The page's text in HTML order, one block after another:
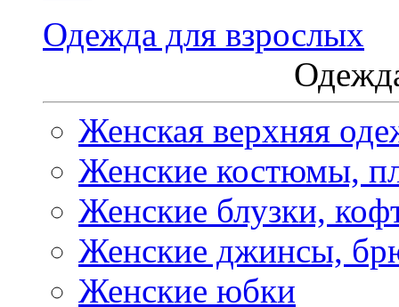
Одежда для взрослых
Женская верхняя
Женские костюмы,
Женские блузки,
Женские джинсы,
Женские юбки